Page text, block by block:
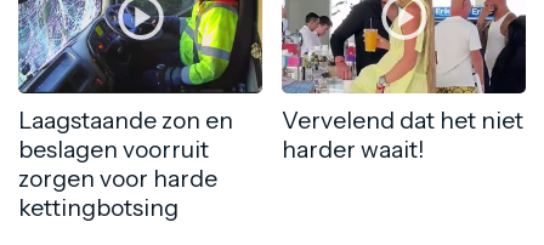
Laagstaande zon en
beslagen voorruit
zorgen voor harde
kettingbotsing
Vervelend dat het niet
harder waait!